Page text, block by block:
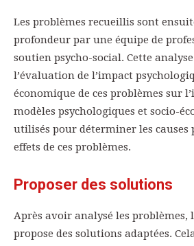
Les problèmes recueillis sont
profondeur par une équipe de
soutien psycho-social. Cette
l’évaluation de l’impact
économique de ces problèmes sur
modèles psychologiques et socio-
utilisés pour déterminer les causes
effets de ces problèmes.
Proposer des solutions
Après avoir analysé les problèmes,
propose des solutions adaptées.